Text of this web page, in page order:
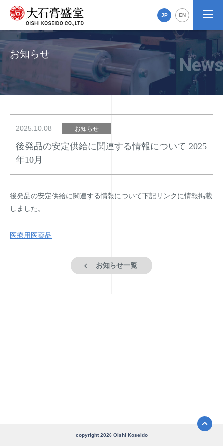
JP EN
お知らせ
2025.10.08 お知らせ
後発品の安定供給に関連する情報について 2025
年10月
後発品の安定供給に関連する情報について下記リンクに情報掲載
しました。
医療用医薬品
お知らせ一覧
copyright2026 Oishi Koseido